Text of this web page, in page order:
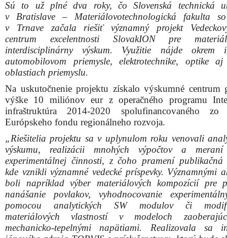
Sú to už plné dva roky, čo Slovenská technická
v Bratislave – Materiálovotechnologická fakulta
v Trnave začala riešiť významný projekt
centrum excelentnosti SlovakION pre
interdisciplinárny výskum. Využitie nájde okrem
automobilovom priemysle, elektrotechnike, optike
oblastiach priemyslu.
Na uskutočnenie projektu získalo výskumné centrum
výške 10 miliónov eur z operačného programu
infraštruktúra 2014-2020 spolufinancovaného zo
Európskeho fondu regionálneho rozvoja.
„Riešitelia projektu sa v uplynulom roku venovali
výskumu, realizácii mnohých výpočtov a
experimentálnej činnosti, z čoho pramení publikačná
kde vznikli významné vedecké príspevky. Významnými
boli napríklad výber materiálových kompozícií pre
nanášanie povlakov, vyhodnocovanie
pomocou analytických SW modulov či
materiálových vlastností v modeloch
mechanicko-tepelnými napätiami. Realizovala sa